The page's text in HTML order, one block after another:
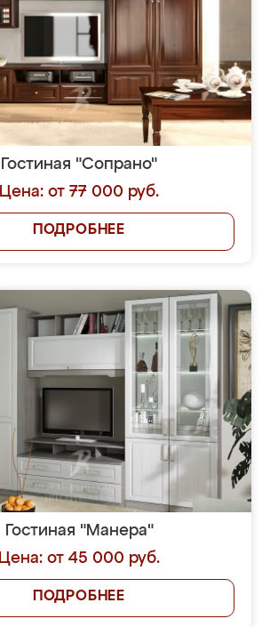
Гостиная "Сопрано"
Цена: от 77 000 руб.
ПОДРОБНЕЕ
Гостиная "Манера"
Цена: от 45 000 руб.
ПОДРОБНЕЕ